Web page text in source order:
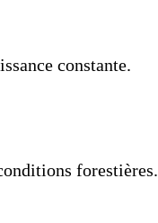
constante.
forestières.